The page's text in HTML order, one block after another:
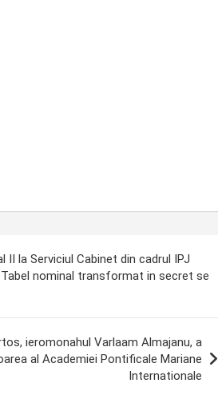
la Serviciul Cabinet din cadrul IPJ
Tabel nominal transformat in secret se
ieromonahul Varlaam Almajanu, a
al Academiei Pontificale Mariane
Internationale